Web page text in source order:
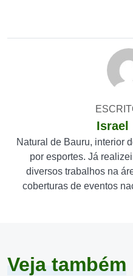
Israel
Natural de Bauru, interior
por esportes. Já
diversos trabalhos na
coberturas de eventos
Veja também